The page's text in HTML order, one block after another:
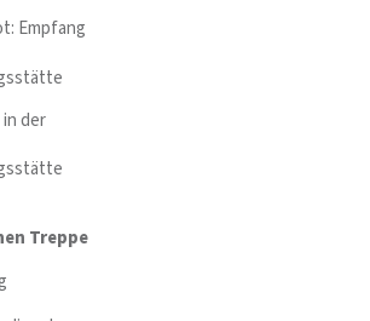
Empfang
der
Treppe